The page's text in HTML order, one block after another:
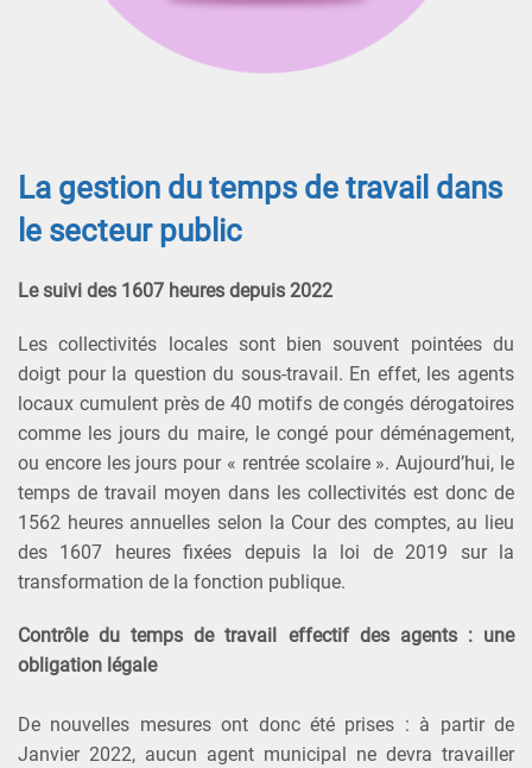
La gestion du temps de travail dans
le secteur public
Le suivi des 1607 heures depuis 2022
Les collectivités locales sont bien souvent pointées du
doigt pour la question du sous-travail. En effet, les agents
locaux cumulent près de 40 motifs de congés dérogatoires
comme les jours du maire, le congé pour déménagement,
ou encore les jours pour « rentrée scolaire ». Aujourd’hui, le
temps de travail moyen dans les collectivités est donc de
1562 heures annuelles selon la Cour des comptes, au lieu
des 1607 heures fixées depuis la loi de 2019 sur la
transformation de la fonction publique.
Contrôle du temps de travail effectif des agents : une
obligation légale
De nouvelles mesures ont donc été prises : à partir de
Janvier 2022, aucun agent municipal ne devra travailler